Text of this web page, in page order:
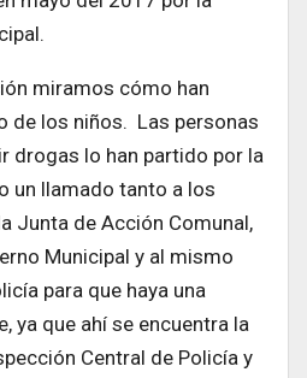
miramos cómo han
de los niños. Las personas
drogas lo han partido por la
un llamado tanto a los
Junta de Acción Comunal,
Municipal y al mismo
para que haya una
ya que ahí se encuentra la
Central de Policía y